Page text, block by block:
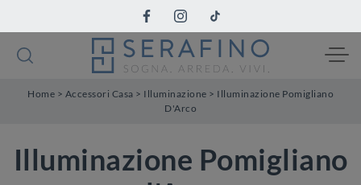
Home > Accessori Casa > Illuminazione > Illuminazione Pomigliano
D'Arco
Illuminazione Pomigliano